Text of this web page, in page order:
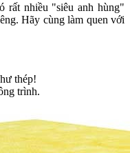
rất nhiều "siêu anh hùng"
Hãy cùng làm quen với
thép!
trình.